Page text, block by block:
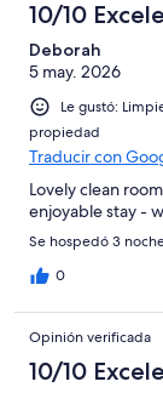
10/10
Deborah
5 may. 2026
Le gustó:
propiedad
Traducir con
Lovely clean
enjoyable stay -
Se hospedó 3
0
Opinión verificada
10/10